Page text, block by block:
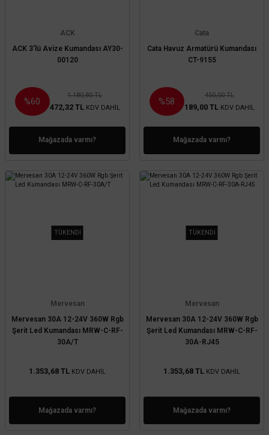
ACK
ACK 3'lü Avize Kumandası AY30-
00120
%60
1.180,80 TL
472,32 TL KDV DAHİL
Mağazada varmı?
Cata
Cata Havuz Armatürü Kumandası
CT-9155
%58
450,00 TL
189,00 TL KDV DAHİL
Mağazada varmı?
TÜKENDİ
Mervesan
Mervesan 30A 12-24V 360W Rgb
Şerit Led Kumandası MRW-C-RF-
30A/T
1.353,68 TL KDV DAHİL
Mağazada varmı?
TÜKENDİ
Mervesan
Mervesan 30A 12-24V 360W Rgb
Şerit Led Kumandası MRW-C-RF-
30A-RJ45
1.353,68 TL KDV DAHİL
Mağazada varmı?